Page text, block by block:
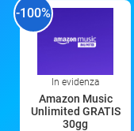
-100%
In evidenza
Amazon Music
Unlimited GRATIS
30gg